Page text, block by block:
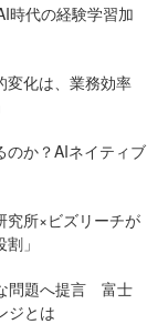
代の経験学習加
変化は、業務効率
のか？AIネイティブ
究所×ビズリーチが
」
問題へ提言 富士
ジとは